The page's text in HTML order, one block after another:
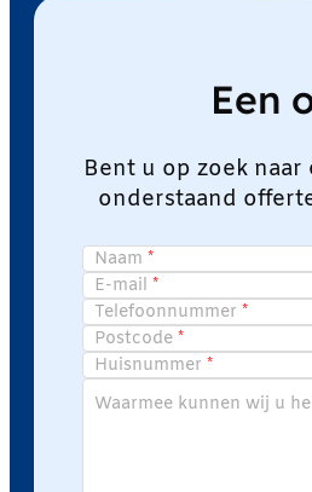
Een
Bent u op zoek
onderstaand
Naam
E-mail
Telefoonnummer
Postcode
Huisnummer
Waarmee kunnen wij u